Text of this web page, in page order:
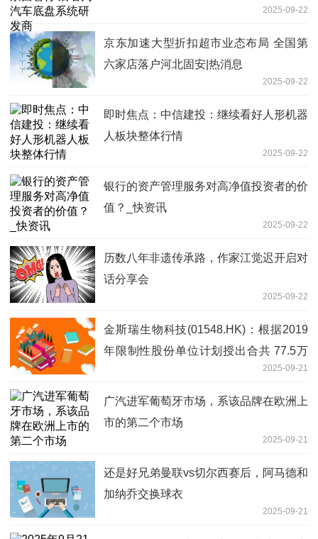
2025-09-22
京东加速大型折扣超市业态布局 全国第
六家店落户河北固安|热消息
2025-09-22
即时焦点：中信建投：继续看好人形机器
人板块整体行情
2025-09-22
银行的资产管理服务对高净值投资者的价
值？_快资讯
2025-09-22
历数八年非遗传承路，作家江觉迟开启对
话分享会
2025-09-22
金斯瑞生物科技(01548.HK)：根据2019
年限制性股份单位计划授出合共 77.5万
2025-09-21
广汽进军葡萄牙市场，系该品牌在欧洲上
市的第二个市场
2025-09-21
还是好兄弟曼联vs切尔西赛后，阿马德和
加纳乔交换球衣
2025-09-21